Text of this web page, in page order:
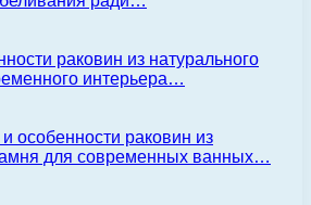
раковин из натурального
интерьера…
особенности раковин из
для современных ванных…